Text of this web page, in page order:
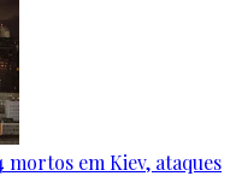
mortos em Kiev, ataques